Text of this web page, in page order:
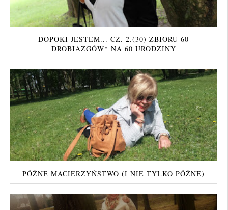
DOPÓKI JESTEM... CZ. 2.(30) ZBIORU 60
DROBIAZGÓW* NA 60 URODZINY
PÓŹNE MACIERZYŃSTWO (I NIE TYLKO PÓŹNE)